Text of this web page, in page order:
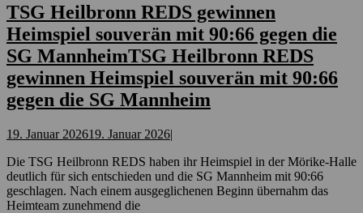
TSG Heilbronn REDS gewinnen
Heimspiel souverän mit 90:66 gegen die
SG MannheimTSG Heilbronn REDS
gewinnen Heimspiel souverän mit 90:66
gegen die SG Mannheim
19. Januar 202619. Januar 2026|
Die TSG Heilbronn REDS haben ihr Heimspiel in der Mörike-Halle
deutlich für sich entschieden und die SG Mannheim mit 90:66
geschlagen. Nach einem ausgeglichenen Beginn übernahm das
Heimteam zunehmend die